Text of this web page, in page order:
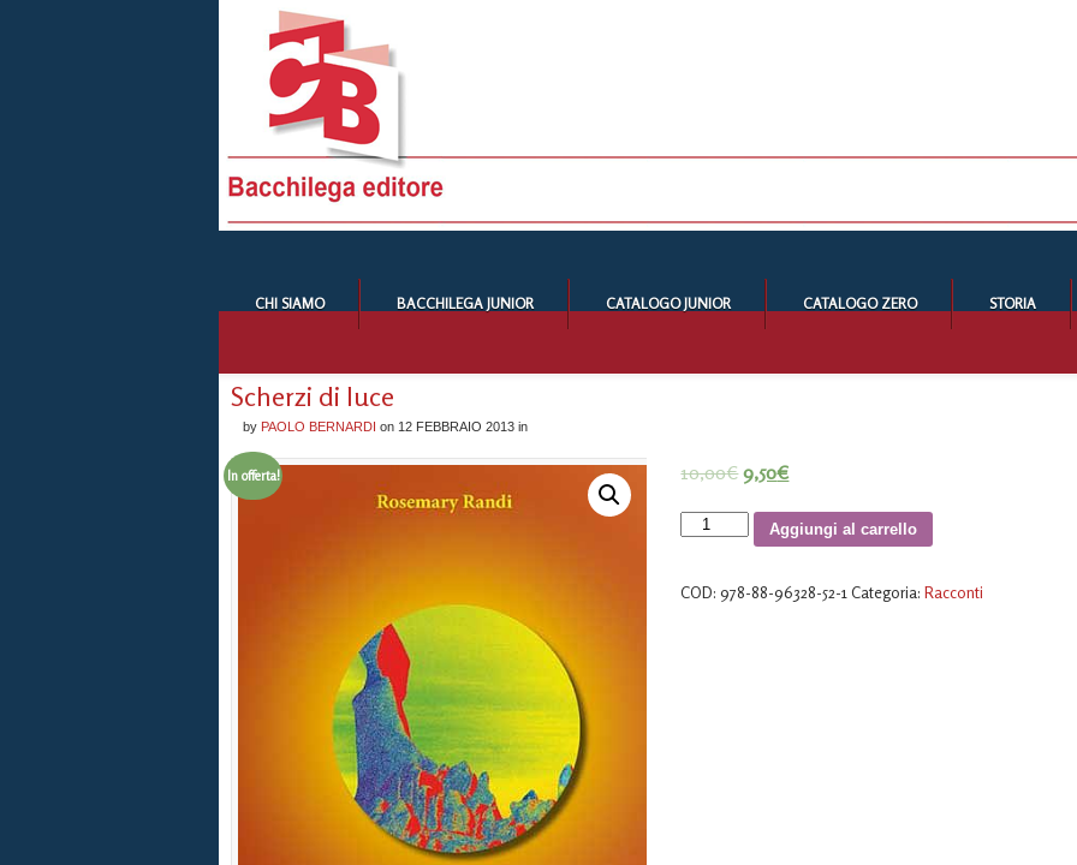
CHI SIAMO BACCHILEGA JUNIOR CATALOGO JUNIOR CATALOGO ZERO STORIA
Scherzi di luce
by PAOLO BERNARDI on 12 FEBBRAIO 2013 in
In offerta! 10,00€ 9,50€
Scherzi
luce
Aggiungi al carrello
COD:978-88-96328-52-1 Categoria:Racconti